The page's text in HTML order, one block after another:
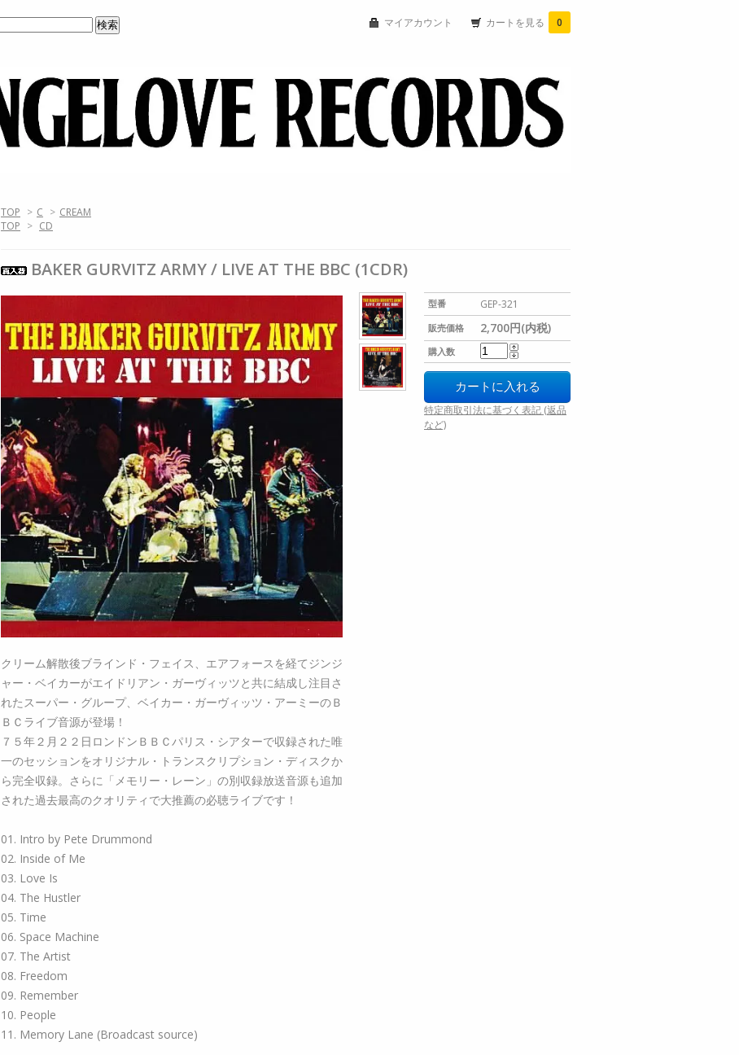
マイアカウント カートを見る 0
TOP > C > CREAM
TOP > CD
BAKER GURVITZ ARMY / LIVE AT THE BBC (1CDR)
型番 GEP-321
販売価格 2,700円(内税)
購入数
特定商取引法に基づく表記 (返品
など)
クリーム解散後ブラインド・フェイス、エアフォースを経てジンジ
ャー・ベイカーがエイドリアン・ガーヴィッツと共に結成し注目さ
れたスーパー・グループ、ベイカー・ガーヴィッツ・アーミーのＢ
ＢＣライブ音源が登場！
７５年２月２２日ロンドンＢＢＣパリス・シアターで収録された唯
一のセッションをオリジナル・トランスクリプション・ディスクか
ら完全収録。さらに「メモリー・レーン」の別収録放送音源も追加
された過去最高のクオリティで大推薦の必聴ライブです！
01. Intro by Pete Drummond
02. Inside of Me
03. Love Is
04. The Hustler
05. Time
06. Space Machine
07. The Artist
08. Freedom
09. Remember
10. People
11. Memory Lane (Broadcast source)